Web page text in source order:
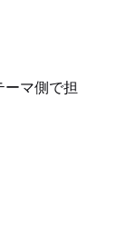
ーマ側で担